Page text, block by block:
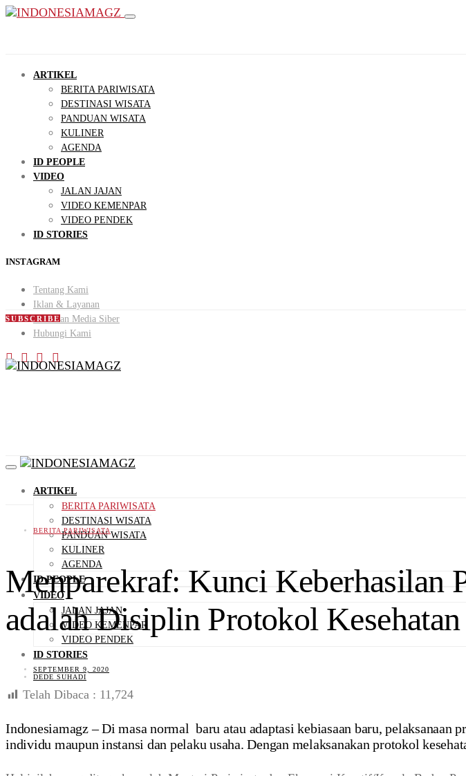
ARTIKEL
BERITA PARIWISATA
DESTINASI WISATA
PANDUAN WISATA
KULINER
AGENDA
ID PEOPLE
VIDEO
JALAN JAJAN
VIDEO KEMENPAR
VIDEO PENDEK
ID STORIES
INSTAGRAM
Tentang Kami
Iklan & Layanan
Pedoman Media Siber
Hubungi Kami
SUBSCRIBE
ARTIKEL
BERITA PARIWISATA
DESTINASI WISATA
PANDUAN WISATA
KULINER
AGENDA
ID PEOPLE
VIDEO
JALAN JAJAN
VIDEO KEMENPAR
VIDEO PENDEK
ID STORIES
BERITA PARIWISATA
Menparekraf: Kunci Keberhasilan
adalah Disiplin Protokol Kesehatan
SEPTEMBER 9, 2020
DEDE SUHADI
Telah Dibaca : 11,724
Indonesiamagz – Di masa normal baru atau adaptasi kebiasaan baru,
individu maupun instansi dan pelaku usaha. Dengan melaksanakan protokol